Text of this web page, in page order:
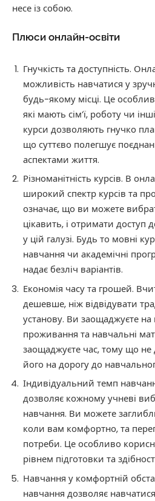
несе із собою.
Плюси онлайн-освіти
Гнучкість та доступність.
можливість навчатися у
будь-якому місці. Це
які мають сім’ї, роботу чи
курси дозволяють гнучко
що суттєво полегшує
аспектами життя.
Різноманітність курсів. В
широкий спектр курсів та
означає, що ви можете
цікавить, і отримати доступ
у цій галузі. Будь то мовні
навчання чи академічні
надає безліч варіантів.
Економія часу та грошей.
дешевше, ніж відвідувати
установу. Ви заощаджуєте на
проживання та навчальні
заощаджуєте час, тому що не
його на дорогу до
Індивідуальний темп
дозволяє кожному учневі
навчання. Ви можете
коли вам комфортно, та
потреби. Це особливо
рівнем підготовки та
Навчання у комфортній
навчання дозволяє